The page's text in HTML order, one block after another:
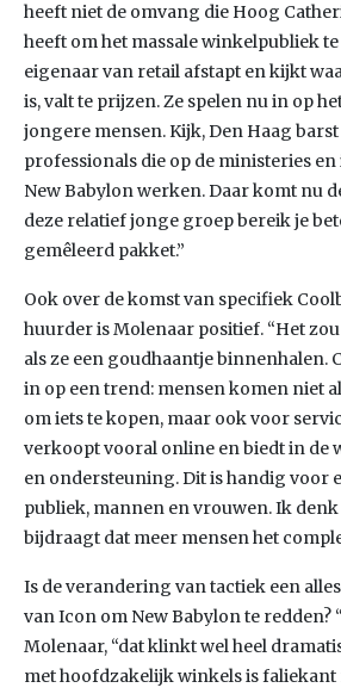
heeft niet de omvang die Hoog
heeft om het massale winkelpubliek
eigenaar van retail afstapt en kijkt
is, valt te prijzen. Ze spelen nu in op
jongere mensen. Kijk, Den Haag
professionals die op de ministeries
New Babylon werken. Daar komt nu
deze relatief jonge groep bereik je
gemêleerd pakket.”
Ook over de komst van specifiek
huurder is Molenaar positief. “Het
als ze een goudhaantje binnenhalen.
in op een trend: mensen komen niet
om iets te kopen, maar ook voor
verkoopt vooral online en biedt in de
en ondersteuning. Dit is handig voor
publiek, mannen en vrouwen. Ik denk
bijdraagt dat meer mensen het
Is de verandering van tactiek een
van Icon om New Babylon te redden?
Molenaar, “dat klinkt wel heel
met hoofdzakelijk winkels is faliekant